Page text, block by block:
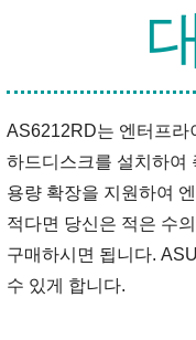
AS6212RD는 엔터프라
하드디스크를 설치하여
용량 확장을 지원하여
적다면 당신은 적은 수
구매하시면 됩니다.
수 있게 합니다.